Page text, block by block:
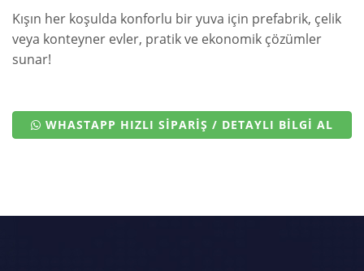
Kışın her koşulda konforlu bir yuva için prefabrik, çelik
veya konteyner evler, pratik ve ekonomik çözümler
sunar!
WHASTAPP HIZLI SİPARİŞ / DETAYLI BİLGİ AL